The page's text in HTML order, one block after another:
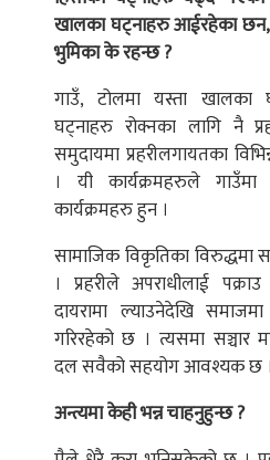
खालका घट्नाहरु आईरहेका
भुमिका के रहन्छ ?
गाउँ, टोलमा यस्ता खालका
घट्नाहरु रोक्नका लागि नै
समुदायमा प्रहरीलगायतका
। यी कार्यक्रमहरुले
कार्यक्रमहरु हुन ।
सामाजिक विकृतिका
। प्रहरीले अपराधीलाई
दायरामा ल्याउनेदेखि
गरिरहेको छ । त्यसमा सञ्चार
दल सवैको सहयोग आवश्यक छ ।
अन्त्यमा केही भन्न चाहनुहुन्छ ?